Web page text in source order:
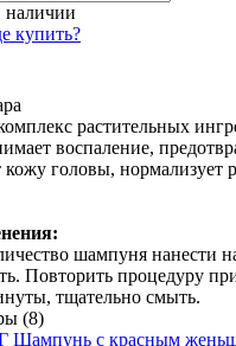
наличии
купить?
растительных
воспаление,
головы, нормализует
шампуня нанести
Повторить процедуру
тщательно смыть.
(8)